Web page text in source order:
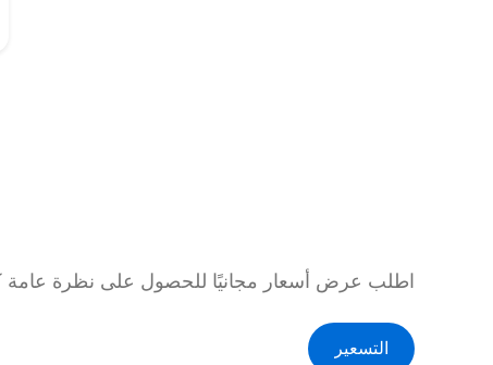
اطلب عرض أسعار مجانيًا للحصول على نظرة عامة
التسعير